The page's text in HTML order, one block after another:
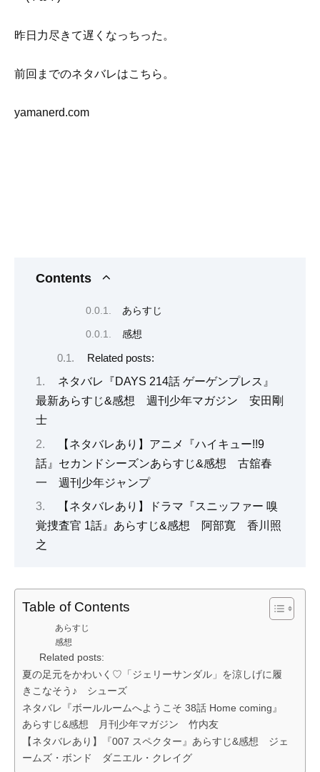
昨日力尽きて遅くなっちった。
前回までのネタバレはこちら。
yamanerd.com
Contents
あらすじ
感想
Related posts:
ネタバレ『DAYS 214話 ゲーゲンプレス』
最新あらすじ&感想 週刊少年マガジン 安田剛
士
【ネタバレあり】アニメ『ハイキュー!!9
話』セカンドシーズンあらすじ&感想 古舘春
一 週刊少年ジャンプ
【ネタバレあり】ドラマ『スニッファー 嗅
覚捜査官 1話』あらすじ&感想 阿部寛 香川照
之
Table of Contents
あらすじ
感想
Related posts:
夏の足元をかわいく♡「ジェリーサンダル」を涼しげに履
きこなそう♪ シューズ
ネタバレ『ボールルームへようこそ 38話 Home coming』
あらすじ&感想 月刊少年マガジン 竹内友
【ネタバレあり】『007 スペクター』あらすじ&感想 ジェ
ームズ・ボンド ダニエル・クレイグ